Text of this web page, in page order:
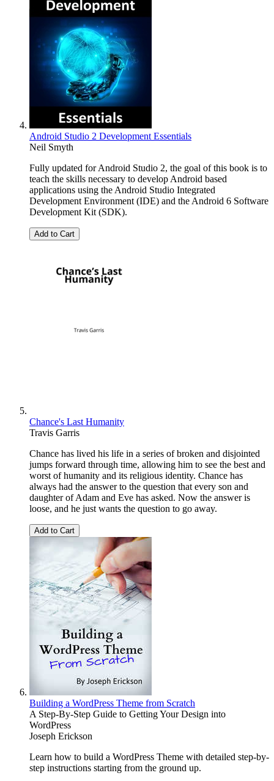
Android Studio 2 Development Essentials
Neil Smyth
Fully updated for Android Studio 2, the goal of this book is to
teach the skills necessary to develop Android based
applications using the Android Studio Integrated
Development Environment (IDE) and the Android 6 Software
Development Kit (SDK).
Add to Cart
Chance's Last Humanity
Travis Garris
Chance has lived his life in a series of broken and disjointed
jumps forward through time, allowing him to see the best and
worst of humanity and its religious identity. Chance has
always had the answer to the question that every son and
daughter of Adam and Eve has asked. Now the answer is
loose, and he just wants the question to go away.
Add to Cart
Building a WordPress Theme from Scratch
A Step-By-Step Guide to Getting Your Design into
WordPress
Joseph Erickson
Learn how to build a WordPress Theme with detailed step-by-
step instructions starting from the ground up.